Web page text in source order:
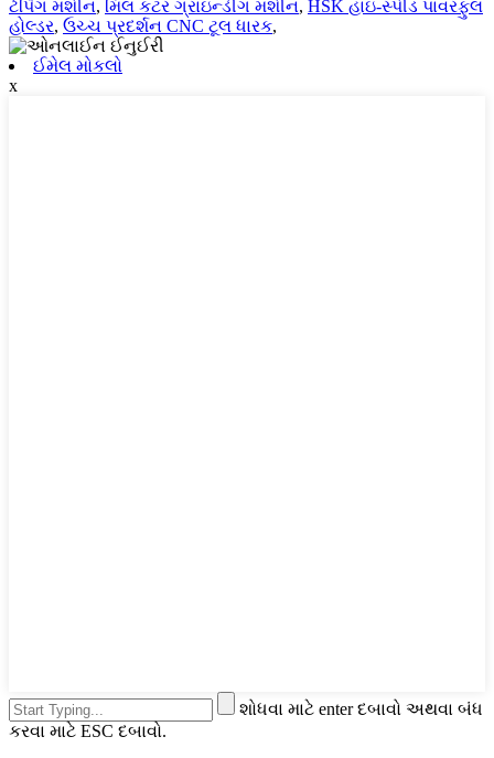
ટેપિંગ મશીન, મિલ કટર ગ્રાઇન્ડીંગ મશીન, HSK હાઇ-સ્પીડ પાવરફુલ
હોલ્ડર, ઉચ્ચ પ્રદર્શન CNC ટૂલ ધારક,
ઈમેલ મોકલો
x
શોધવા માટે enter દબાવો અથવા બંધ
કરવા માટે ESC દબાવો.